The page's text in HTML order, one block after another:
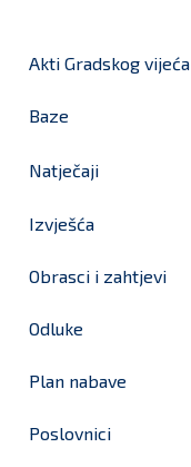
Akti Gradskog vijeća
Baze
Natječaji
Izvješća
Obrasci i zahtjevi
Odluke
Plan nabave
Poslovnici